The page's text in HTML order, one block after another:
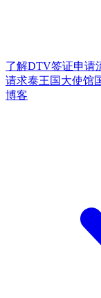
了解DTV签证申请
请求泰王国大使馆
博客